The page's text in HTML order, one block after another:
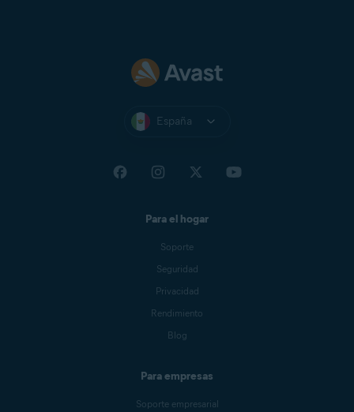
España
Para el hogar
Soporte
Seguridad
Privacidad
Rendimiento
Blog
Para empresas
Soporte empresarial